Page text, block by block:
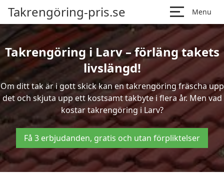
Takrengöring-pris.se Menu
Takrengöring i Larv – förläng takets
livslängd!
Om ditt tak är i gott skick kan en takrengöring fräscha upp
det och skjuta upp ett kostsamt takbyte i flera år. Men vad
kostar takrengöring i Larv?
Få 3 erbjudanden, gratis och utan förpliktelser